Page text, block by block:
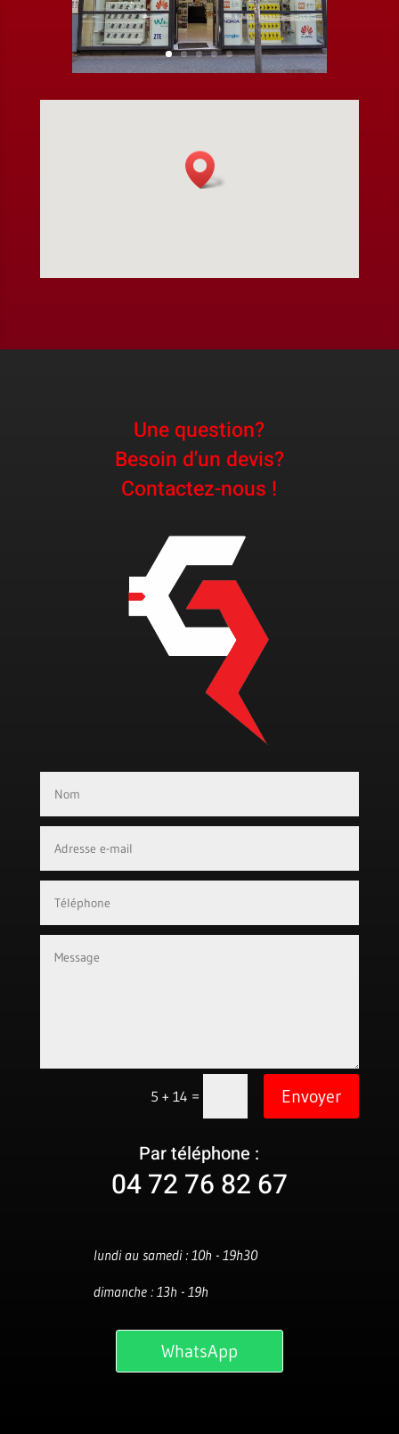
Une question?
Besoin d'un devis?
Contactez-nous !
5 + 14 = Envoyer
Par téléphone :
04 72 76 82 67
lundi au samedi : 10h - 19h30
dimanche : 13h - 19h
WhatsApp